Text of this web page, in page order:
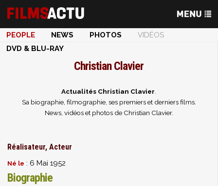
PEOPLE NEWS PHOTOS
VIDÉOS
DVD & BLU-RAY
Christian Clavier
Actualités Christian Clavier
Sa biographie, filmographie, ses premiers et derniers films.
News, vidéos et photos de Christian Clavier.
Réalisateur, Acteur
Né le : 6 Mai 1952
Biographie